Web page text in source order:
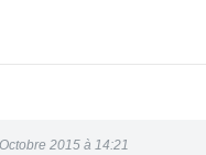
2015 à 14:21